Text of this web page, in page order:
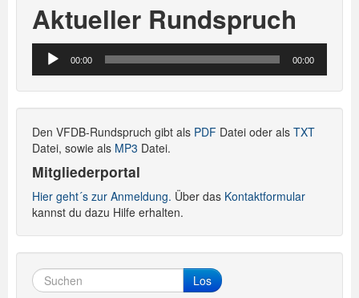
Aktueller Rundspruch
Audio-
Player
00:00 00:00
Den VFDB-Rundspruch gibt als PDF Datei oder als TXT
Datei, sowie als MP3 Datei.
Mitgliederportal
Hier geht´s zur Anmeldung. Über das Kontaktformular
kannst du dazu Hilfe erhalten.
Los